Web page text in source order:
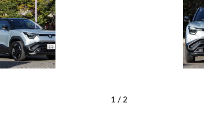
1 / 2